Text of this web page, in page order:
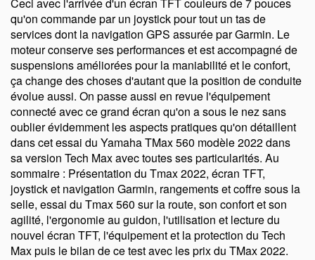
Ceci avec l'arrivée d'un écran TFT couleurs de 7 pouces
qu'on commande par un joystick pour tout un tas de
services dont la navigation GPS assurée par Garmin. Le
moteur conserve ses performances et est accompagné de
suspensions améliorées pour la maniabilité et le confort,
ça change des choses d'autant que la position de conduite
évolue aussi. On passe aussi en revue l'équipement
connecté avec ce grand écran qu'on a sous le nez sans
oublier évidemment les aspects pratiques qu'on détaillent
dans cet essai du Yamaha TMax 560 modèle 2022 dans
sa version Tech Max avec toutes ses particularités. Au
sommaire : Présentation du Tmax 2022, écran TFT,
joystick et navigation Garmin, rangements et coffre sous la
selle, essai du Tmax 560 sur la route, son confort et son
agilité, l'ergonomie au guidon, l'utilisation et lecture du
nouvel écran TFT, l'équipement et la protection du Tech
Max puis le bilan de ce test avec les prix du TMax 2022.